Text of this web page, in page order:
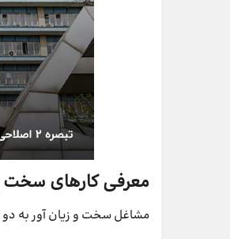
معرفی کارهای سخت
مشاغل سخت و زیان آور به